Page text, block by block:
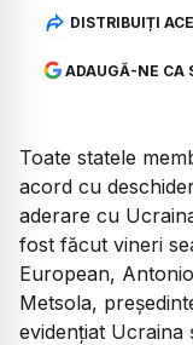
DISTRIBUIȚI
ADAUGĂ-NE CA
Toate statele
acord cu
aderare cu
fost făcut vineri
European,
Metsola,
evidențiat